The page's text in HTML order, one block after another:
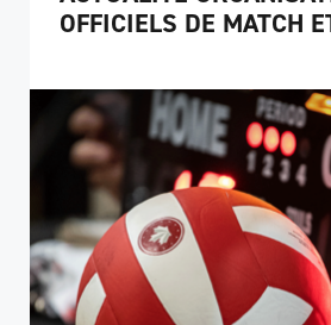
OFFICIELS DE MATCH